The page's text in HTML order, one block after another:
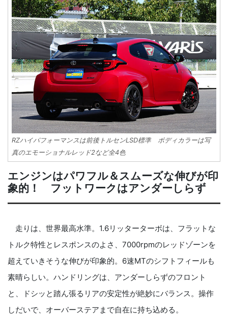
RZハイパフォーマンスは前後トルセンLSD標準 ボディカラーは写
真のエモーショナルレッド2など全4色
エンジンはパワフル＆スムーズな伸びが印
象的！ フットワークはアンダーしらず
走りは、世界最高水準。1.6リッターターボは、フラットな
トルク特性とレスポンスのよさ、7000rpmのレッドゾーンを
超えていきそうな伸びが印象的。6速MTのシフトフィールも
素晴らしい。ハンドリングは、アンダーしらずのフロント
と、ドシッと踏ん張るリアの安定性が絶妙にバランス。操作
しだいで、オーバーステアまで自在に持ち込める。